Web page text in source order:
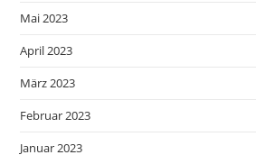
Mai 2023
April 2023
März 2023
Februar 2023
Januar 2023